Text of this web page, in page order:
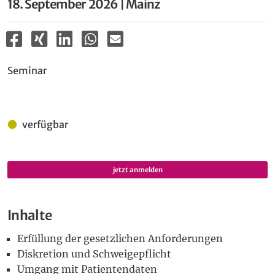
18. September 2026 | Mainz
Seminar
Anmeldung
verfügbar
jetzt anmelden
Inhalte
Erfüllung der gesetzlichen Anforderungen
Diskretion und Schweigepflicht
Umgang mit Patientendaten